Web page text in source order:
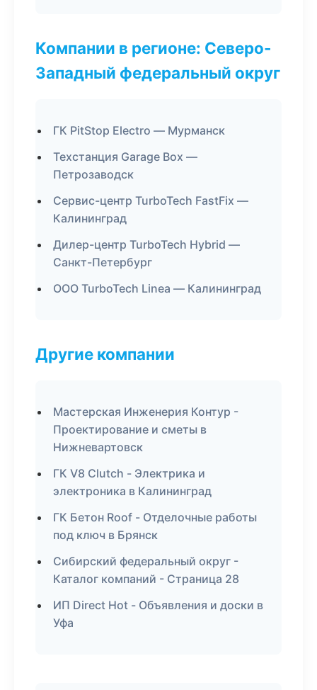
Компании в регионе: Северо-
Западный федеральный округ
ГК PitStop Electro — Мурманск
Техстанция Garage Box —
Петрозаводск
Сервис-центр TurboTech FastFix —
Калининград
Дилер-центр TurboTech Hybrid —
Санкт-Петербург
ООО TurboTech Linea — Калининград
Другие компании
Мастерская Инженерия Контур -
Проектирование и сметы в
Нижневартовск
ГК V8 Clutch - Электрика и
электроника в Калининград
ГК Бетон Roof - Отделочные работы
под ключ в Брянск
Сибирский федеральный округ -
Каталог компаний - Страница 28
ИП Direct Hot - Объявления и доски в
Уфа